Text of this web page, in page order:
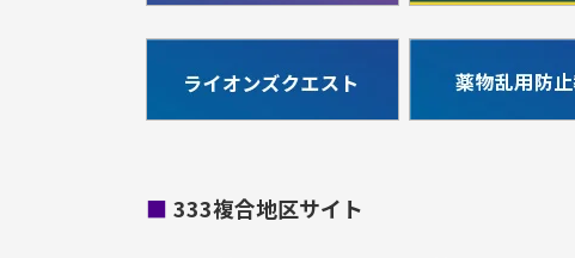
■ 333複合地区サイト